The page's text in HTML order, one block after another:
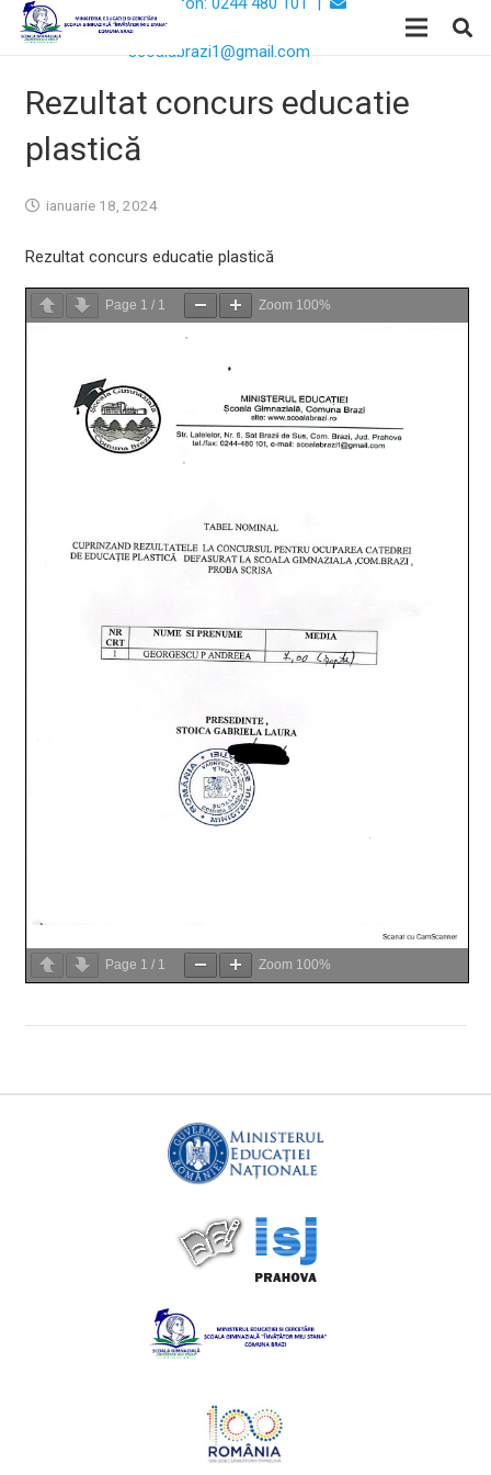
Email:
scoalabrazi1@gmail.com
Rezultat concurs educatie
plastică
ianuarie 18, 2024
Rezultat concurs educatie plastică
Page 1 / 1 Zoom 100%
Page 1 / 1 Zoom 100%